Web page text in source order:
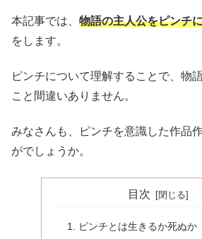
本記事では、 物語の主人公をピンチ
をします。
ピンチについて理解することで、物
こと間違いありません。
みなさんも、ピンチを意識した作品
がでしょうか。
目次
ピンチとは生きるか死ぬか